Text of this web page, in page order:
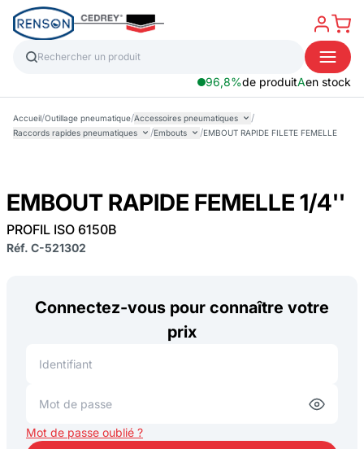
96,8%de produitAen stock
Accueil/Outillage pneumatique/Accessoires pneumatiques /
Raccords rapides pneumatiques /Embouts /EMBOUT RAPIDE FILETE FEMELLE
EMBOUT RAPIDE FEMELLE 1/4''
PROFIL ISO 6150B
Réf. C-521302
Connectez-vous pour connaître votre
prix
Mot de passe oublié ?